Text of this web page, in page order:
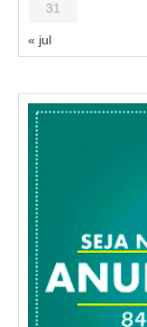
31
« jul